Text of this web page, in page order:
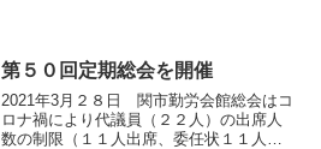
所にて...
第５０回定期総会を開催
2021年3月２８日 関市勤労会館総会はコ
ロナ禍により代議員（２２人）の出席人
数の制限（１１人出席、委任状１１人）